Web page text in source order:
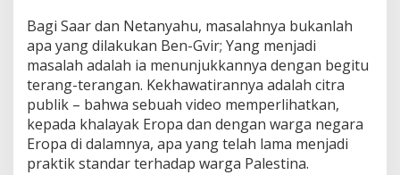
Bagi Saar dan Netanyahu, masalahnya bukanlah
apa yang dilakukan Ben-Gvir; Yang menjadi
masalah adalah ia menunjukkannya dengan begitu
terang-terangan. Kekhawatirannya adalah citra
publik – bahwa sebuah video memperlihatkan,
kepada khalayak Eropa dan dengan warga negara
Eropa di dalamnya, apa yang telah lama menjadi
praktik standar terhadap warga Palestina.